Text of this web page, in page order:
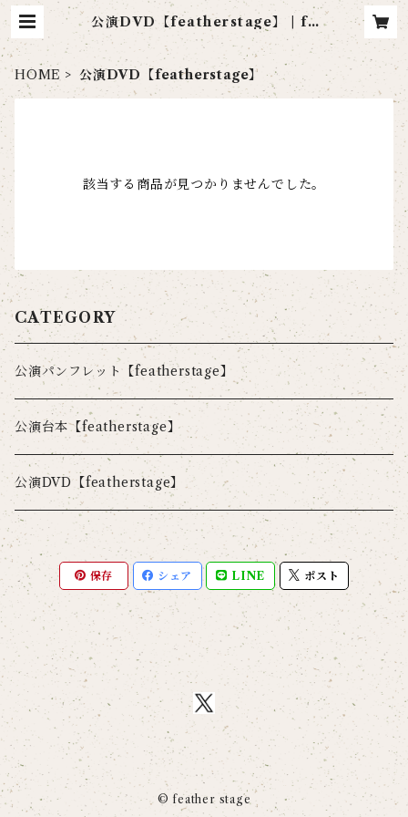
公演DVD【featherstage】 | fe
ather stage
HOME 公演DVD【featherstage】
該当する商品が見つかりませんでした。
CATEGORY
公演パンフレット【featherstage】
公演台本【featherstage】
公演DVD【featherstage】
保存 シェア LINE ポスト
© feather stage